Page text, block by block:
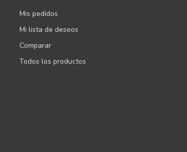
Mis pedidos
Mi lista de deseos
Comparar
Todos los productos